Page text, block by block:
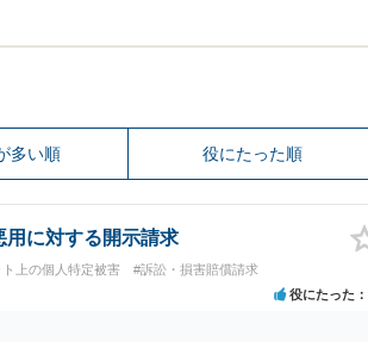
多い順 役にたった順
用に対する開示請求
上の個人特定被害 #訴訟・損害賠償請求
役にたった